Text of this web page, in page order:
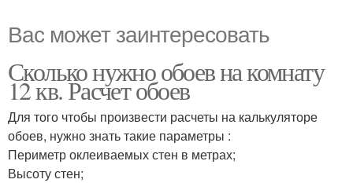
Вас может заинтересовать
Сколько нужно обоев на комнату
12 кв. Расчет обоев
Для того чтобы произвести расчеты на калькуляторе
обоев, нужно знать такие параметры :
Периметр оклеиваемых стен в метрах;
Высоту стен;